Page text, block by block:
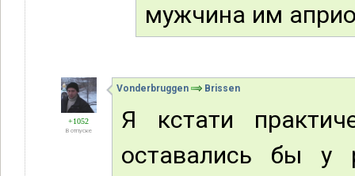
мужчина им
+1052
В отпуске
Vonderbruggen Brissen
Я кстати
оставались бы у